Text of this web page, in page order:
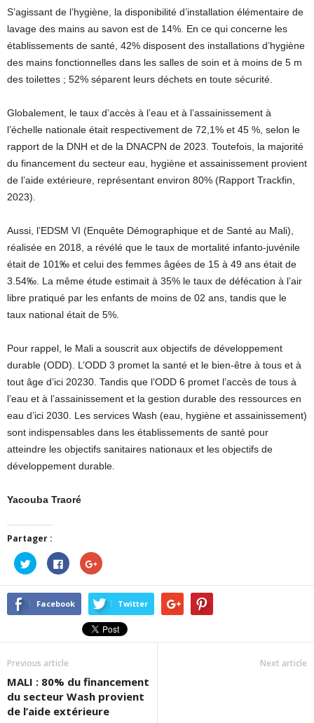
S’agissant de l’hygiène, la disponibilité d’installation élémentaire de
lavage des mains au savon est de 14%. En ce qui concerne les
établissements de santé, 42% disposent des installations d’hygiène
des mains fonctionnelles dans les salles de soin et à moins de 5 m
des toilettes ; 52% séparent leurs déchets en toute sécurité.
Globalement, le taux d’accès à l’eau et à l’assainissement à
l’échelle nationale était respectivement de 72,1% et 45 %, selon le
rapport de la DNH et de la DNACPN de 2023. Toutefois, la majorité
du financement du secteur eau, hygiène et assainissement provient
de l’aide extérieure, représentant environ 80% (Rapport Trackfin,
2023).
Aussi, l’EDSM VI (Enquête Démographique et de Santé au Mali),
réalisée en 2018, a révélé que le taux de mortalité infanto-juvénile
était de 101‰ et celui des femmes âgées de 15 à 49 ans était de
3.54‰. La même étude estimait à 35% le taux de défécation à l’air
libre pratiqué par les enfants de moins de 02 ans, tandis que le
taux national était de 5%.
Pour rappel, le Mali a souscrit aux objectifs de développement
durable (ODD). L’ODD 3 promet la santé et le bien-être à tous et à
tout âge d’ici 20230. Tandis que l’ODD 6 promet l’accès de tous à
l’eau et à l’assainissement et la gestion durable des ressources en
eau d’ici 2030. Les services Wash (eau, hygiène et assainissement)
sont indispensables dans les établissements de santé pour
atteindre les objectifs sanitaires nationaux et les objectifs de
développement durable.
Yacouba Traoré
Partager :
Cliquez
pour
partager
sur
Twitter(ouvre
dans
Cliquez
pour
partager
sur
Facebook(ouvre
dans
nouvelle
fenêtre)
Cliquez
pour
sur
Google+
(ouvre
dans
une
nouvelle
fenêtre)
Facebook Twitter
Previous article
MALI : 80% du financement
du secteur Wash provient
de l’aide extérieure
Next article